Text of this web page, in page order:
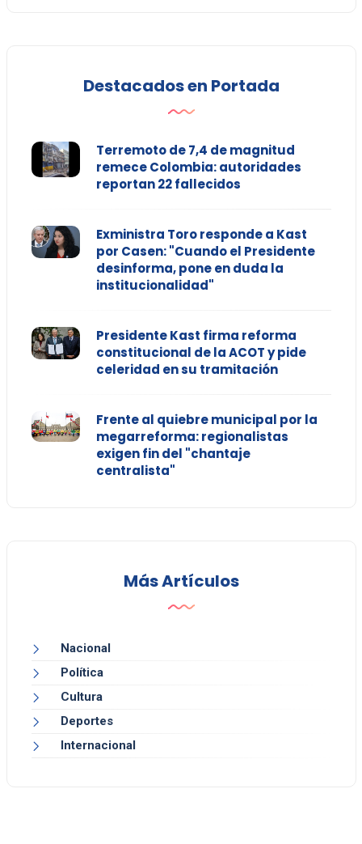
Destacados en Portada
Terremoto de 7,4 de magnitud
remece Colombia: autoridades
reportan 22 fallecidos
Exministra Toro responde a Kast
por Casen: "Cuando el Presidente
desinforma, pone en duda la
institucionalidad"
Presidente Kast firma reforma
constitucional de la ACOT y pide
celeridad en su tramitación
Frente al quiebre municipal por la
megarreforma: regionalistas
exigen fin del "chantaje
centralista"
Más Artículos
Nacional
Política
Cultura
Deportes
Internacional